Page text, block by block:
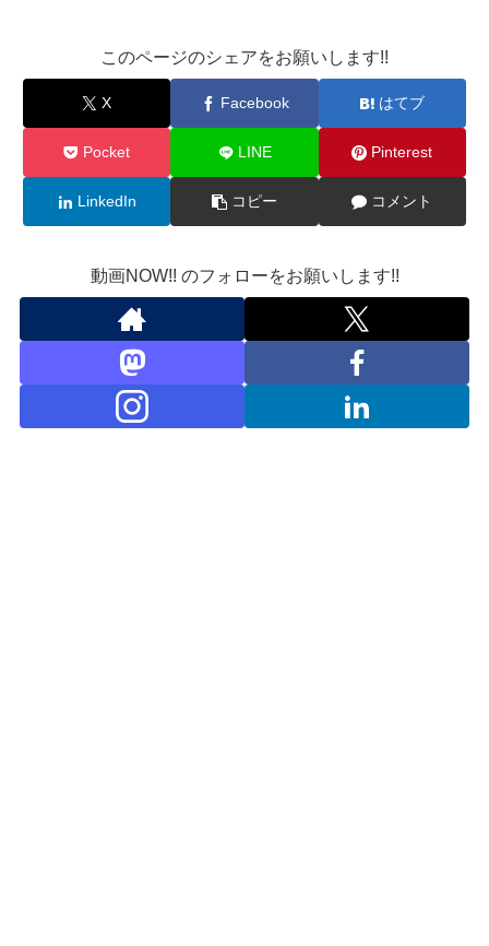
このページのシェアをお願いします!!
X Facebook はてブ
Pocket LINE Pinterest
LinkedIn コピー コメント
動画NOW!! のフォローをお願いします!!